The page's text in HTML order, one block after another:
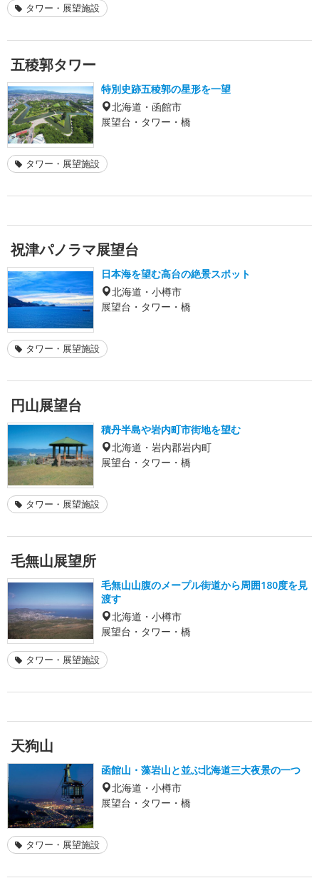
タワー・展望施設
五稜郭タワー
特別史跡五稜郭の星形を一望
北海道・函館市
展望台・タワー・橋
タワー・展望施設
祝津パノラマ展望台
日本海を望む高台の絶景スポット
北海道・小樽市
展望台・タワー・橋
タワー・展望施設
円山展望台
積丹半島や岩内町市街地を望む
北海道・岩内郡岩内町
展望台・タワー・橋
タワー・展望施設
毛無山展望所
毛無山山腹のメープル街道から周囲180度を見
渡す
北海道・小樽市
展望台・タワー・橋
タワー・展望施設
天狗山
函館山・藻岩山と並ぶ北海道三大夜景の一つ
北海道・小樽市
展望台・タワー・橋
タワー・展望施設